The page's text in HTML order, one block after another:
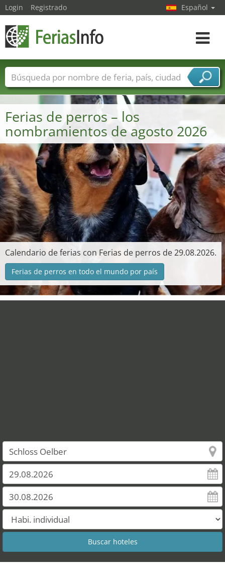
Ferias de perros – los
nombramientos de agosto 2026
Calendario de ferias con Ferias de perros de 29.08.2026.
Ferias de perros en todo el mundo por país
Login Registrado Español
toggle
Nombres de ferias Países
Ciudades
Sectores de ferias
Sectores de proveedor de servicios